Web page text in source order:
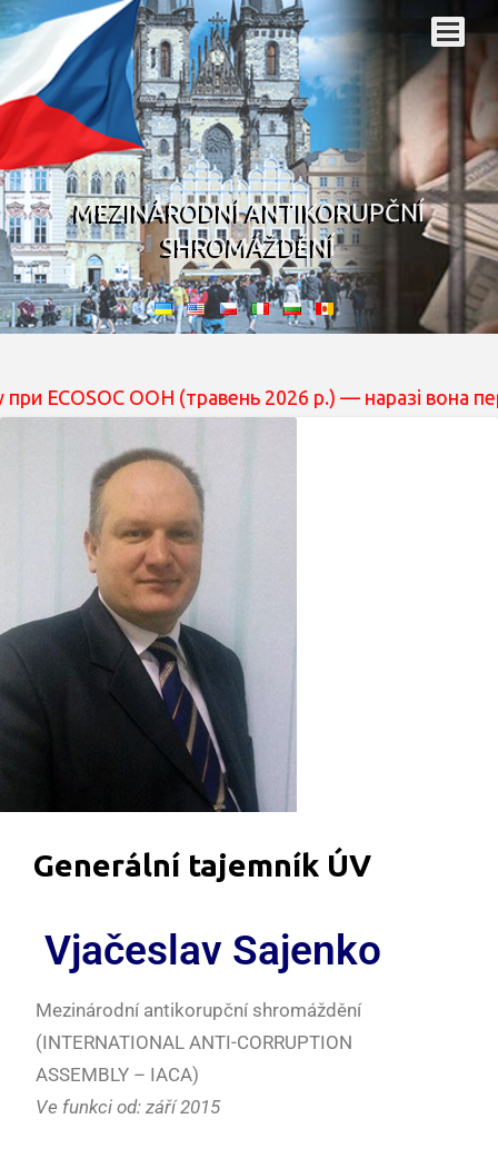
MEZINÁRODNÍ ANTIKORUPČNÍ
SHROMÁŽDĚNÍ
ООН (травень 2026 р.) — наразі вона
Generální tajemník ÚV
Vjačeslav Sajenko
Mezinárodní antikorupční shromáždění
(INTERNATIONAL ANTI-CORRUPTION
ASSEMBLY – IACA)
Ve funkci od: září 2015